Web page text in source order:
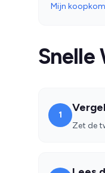
Mijn
Snelle
1
Zet de